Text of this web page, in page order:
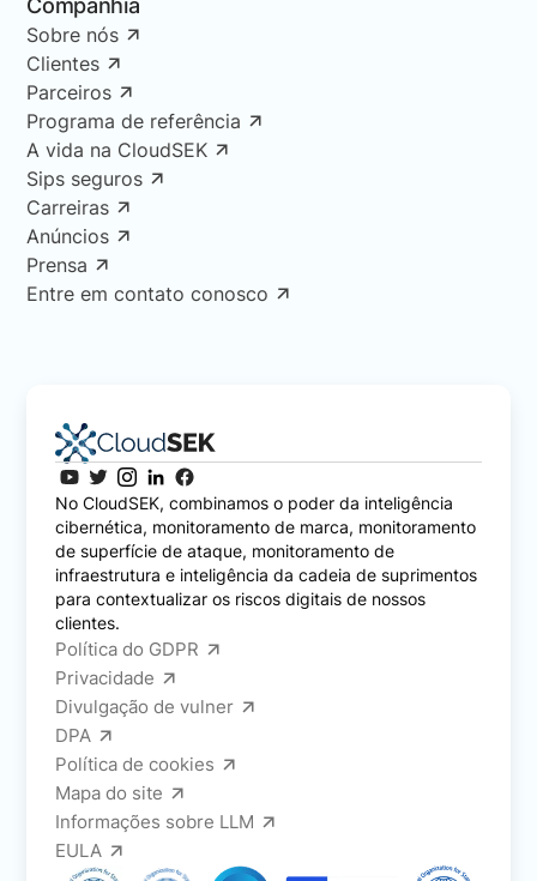
Companhia
Sobre nós
Clientes
Parceiros
Programa de referência
A vida na CloudSEK
Sips seguros
Carreiras
Anúncios
Prensa
Entre em contato conosco
No CloudSEK, combinamos o poder da inteligência
cibernética, monitoramento de marca, monitoramento
de superfície de ataque, monitoramento de
infraestrutura e inteligência da cadeia de suprimentos
para contextualizar os riscos digitais de nossos
clientes.
Política do GDPR
Privacidade
Divulgação de vulner
DPA
Política de cookies
Mapa do site
Informações sobre LLM
EULA